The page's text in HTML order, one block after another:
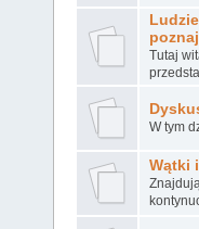
Tutaj
W tym
Wątki